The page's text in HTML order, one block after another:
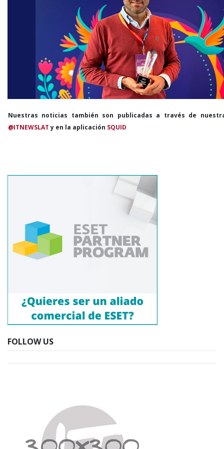
Nuestras noticias también son publicadas a través de
@ITNEWSLATy en la aplicación SQUID
FOLLOW US